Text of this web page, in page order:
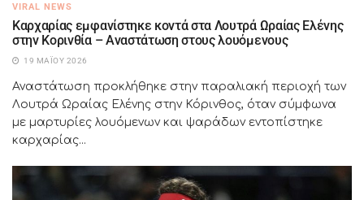
VIRAL NEWS
Καρχαρίας εμφανίστηκε κοντά στα Λουτρά Ωραίας Ελένης
στην Κορινθία – Αναστάτωση στους λουόμενους
19 ΜΑΪ́ΟΥ 2026
Αναστάτωση προκλήθηκε στην παραλιακή περιοχή των
Λουτρά Ωραίας Ελένης στην Κόρινθος, όταν σύμφωνα
με μαρτυρίες λουόμενων και ψαράδων εντοπίστηκε
καρχαρίας...